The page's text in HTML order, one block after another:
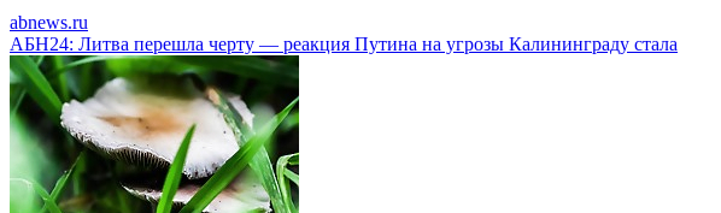
abnews.ru
АБН24: Литва перешла черту — реакция Путина на угрозы Калининграду стала